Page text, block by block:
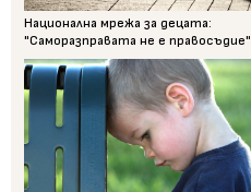
Национална мрежа за децата:
"Саморазправата не е правосъдие"